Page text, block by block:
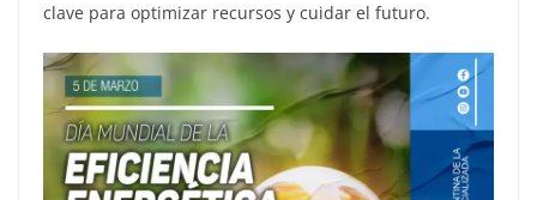
clave para optimizar recursos y cuidar el futuro.